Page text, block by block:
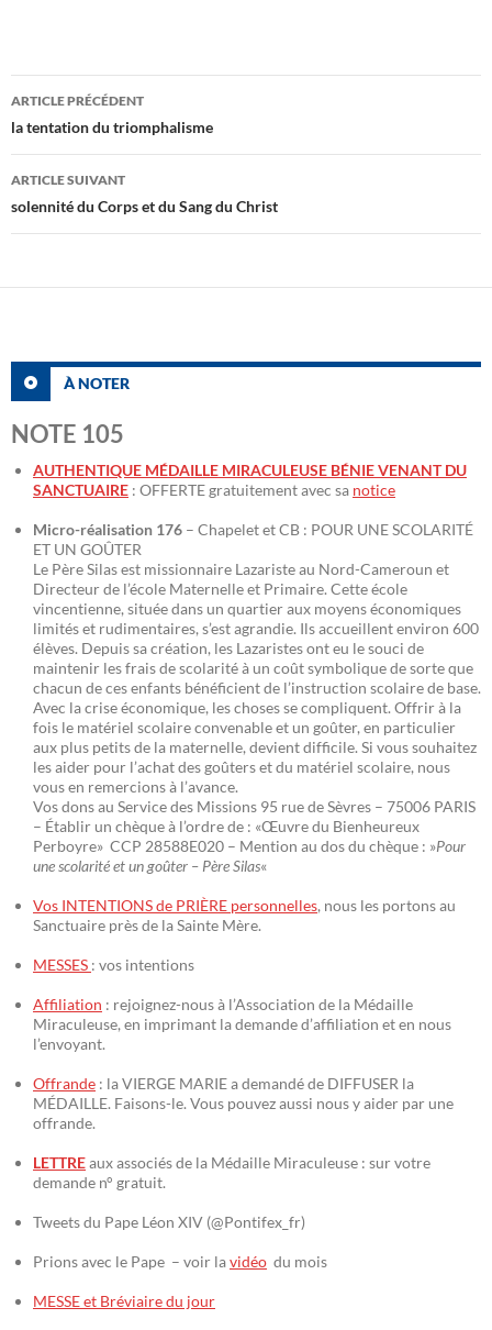
Navigation
des
articles
ARTICLE PRÉCÉDENT
la tentation du triomphalisme
ARTICLE SUIVANT
solennité du Corps et du Sang du Christ
À NOTER
NOTE 105
AUTHENTIQUE MÉDAILLE MIRACULEUSE BÉNIE VENANT DU
SANCTUAIRE : OFFERTE gratuitement avec sa notice
Micro-réalisation 176 – Chapelet et CB : POUR UNE SCOLARITÉ
ET UN GOÛTER
Le Père Silas est missionnaire Lazariste au Nord-Cameroun et
Directeur de l’école Maternelle et Primaire. Cette école
vincentienne, située dans un quartier aux moyens économiques
limités et rudimentaires, s’est agrandie. Ils accueillent environ 600
élèves. Depuis sa création, les Lazaristes ont eu le souci de
maintenir les frais de scolarité à un coût symbolique de sorte que
chacun de ces enfants bénéficient de l’instruction scolaire de base.
Avec la crise économique, les choses se compliquent. Offrir à la
fois le matériel scolaire convenable et un goûter, en particulier
aux plus petits de la maternelle, devient difficile. Si vous souhaitez
les aider pour l’achat des goûters et du matériel scolaire, nous
vous en remercions à l’avance.
Vos dons au Service des Missions 95 rue de Sèvres – 75006 PARIS
– Établir un chèque à l’ordre de : «Œuvre du Bienheureux
Perboyre» CCP 28588E020 – Mention au dos du chèque : »Pour
une scolarité et un goûter – Père Silas«
Vos INTENTIONS de PRIÈRE personnelles, nous les portons au
Sanctuaire près de la Sainte Mère.
MESSES : vos intentions
Affiliation : rejoignez-nous à l’Association de la Médaille
Miraculeuse, en imprimant la demande d’affiliation et en nous
l’envoyant.
Offrande : la VIERGE MARIE a demandé de DIFFUSER la
MÉDAILLE. Faisons-le. Vous pouvez aussi nous y aider par une
offrande.
LETTREaux associés de la Médaille Miraculeuse : sur votre
demande n° gratuit.
Tweets du Pape Léon XIV (@Pontifex_fr)
Prions avec le Pape – voir lavidéo du mois
MESSE et Bréviaire du jour